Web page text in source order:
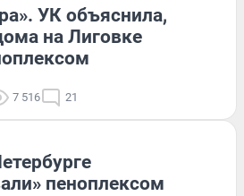
УК объяснила,
на Лиговке
7 516 21
пеноплексом